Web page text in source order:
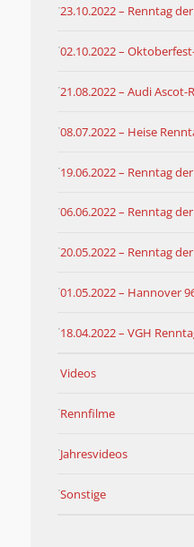
23.10.2022 – Renntag
02.10.2022 –
21.08.2022 – Audi Ascot-
08.07.2022 – Heise
19.06.2022 – Renntag
06.06.2022 – Renntag
20.05.2022 – Renntag
01.05.2022 – Hannover
18.04.2022 – VGH
Videos
Rennfilme
Jahresvideos
Sonstige